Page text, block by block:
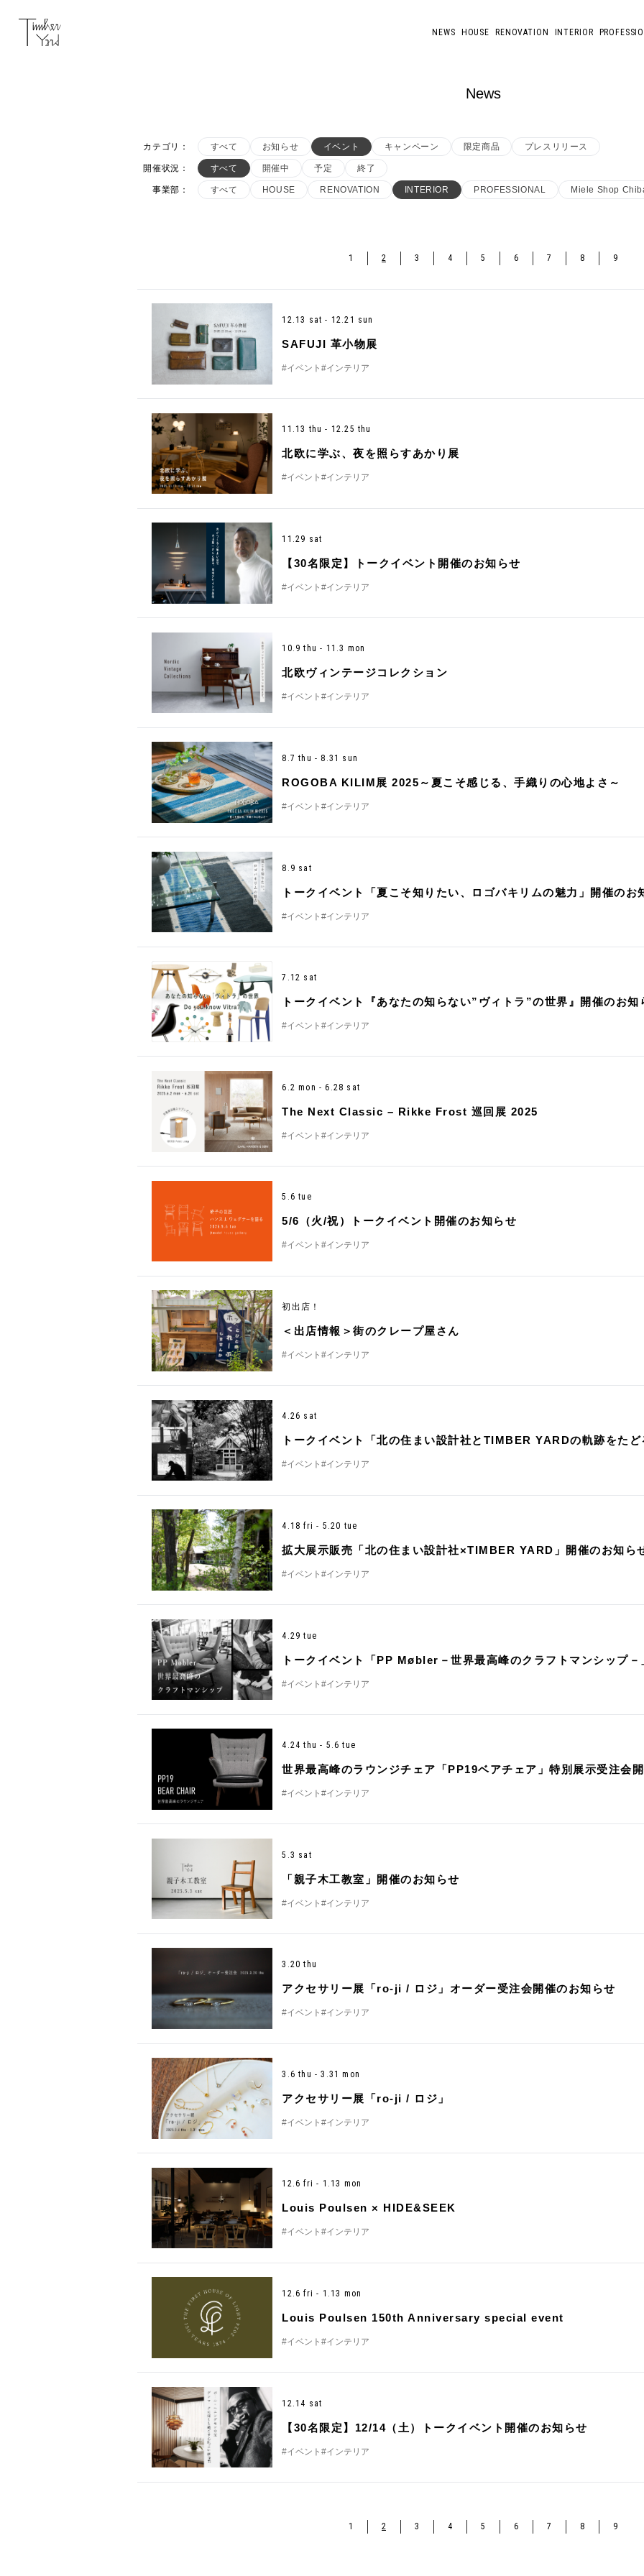
NEWS HOUSE RENOVATION INTERIOR
News
カテゴリ ： すべて お知らせ イベント キャンペーン 限定商品 プレスリリース
開催状況 ： すべて 開催中 予定 終了
事業部 ： すべて HOUSE RENOVATION INTERIOR PROFESSIONAL Miele Shop
1 2 3 4 5 6 7 8 9
12.13 sat - 12.21 sun
SAFUJI 革小物展
#イベント#インテリア
11.13 thu - 12.25 thu
北欧に学ぶ、夜を照らすあかり展
#イベント#インテリア
11.29 sat
【30名限定】トークイベント開催のお知らせ
#イベント#インテリア
10.9 thu - 11.3 mon
北欧ヴィンテージコレクション
#イベント#インテリア
8.7 thu - 8.31 sun
ROGOBA KILIM展 2025～夏こそ感じる、手織りの心地よさ～
#イベント#インテリア
8.9 sat
トークイベント「夏こそ知りたい、ロゴバキリムの魅力」開催のお
#イベント#インテリア
7.12 sat
トークイベント『あなたの知らない”ヴィトラ”の世界』開催のお知
#イベント#インテリア
6.2 mon - 6.28 sat
The Next Classic – Rikke Frost 巡回展 2025
#イベント#インテリア
5.6 tue
5/6（火/祝）トークイベント開催のお知らせ
#イベント#インテリア
初出店！
＜出店情報＞街のクレープ屋さん
#イベント#インテリア
4.26 sat
トークイベント「北の住まい設計社とTIMBER YARDの軌跡をた
#イベント#インテリア
4.18 fri - 5.20 tue
拡大展示販売「北の住まい設計社×TIMBER YARD」開催のお知ら
#イベント#インテリア
4.29 tue
トークイベント「PP Møbler－世界最高峰のクラフトマンシップ－
#イベント#インテリア
4.24 thu - 5.6 tue
世界最高峰のラウンジチェア「PP19ベアチェア」特別展示受注会
#イベント#インテリア
5.3 sat
「親子木工教室」開催のお知らせ
#イベント#インテリア
3.20 thu
アクセサリー展「ro-ji / ロジ」オーダー受注会開催のお知らせ
#イベント#インテリア
3.6 thu - 3.31 mon
アクセサリー展「ro-ji / ロジ」
#イベント#インテリア
12.6 fri - 1.13 mon
Louis Poulsen × HIDE&SEEK
#イベント#インテリア
12.6 fri - 1.13 mon
Louis Poulsen 150th Anniversary special event
#イベント#インテリア
12.14 sat
【30名限定】12/14（土）トークイベント開催のお知らせ
#イベント#インテリア
1 2 3 4 5 6 7 8 9